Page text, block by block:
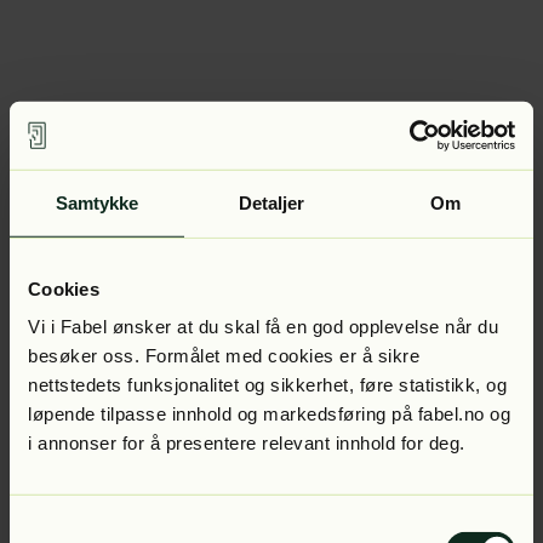
Samtykke Detaljer Om
Cookies
Vi i Fabel ønsker at du skal få en god opplevelse når du
besøker oss. Formålet med cookies er å sikre
nettstedets funksjonalitet og sikkerhet, føre statistikk, og
løpende tilpasse innhold og markedsføring på fabel.no og
i annonser for å presentere relevant innhold for deg.